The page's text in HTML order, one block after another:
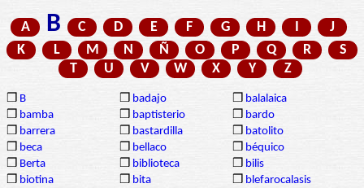
A B C D E F G H I
J
K
L M N Ñ O P Q R
S
T
U V W X Y Z
❒ B ❒ badajo ❒ balalaica
❒ bamba ❒ baptisterio ❒ bardo
❒ barrera ❒ bastardilla ❒ batolito
❒ beca ❒ bellaco ❒ béquico
❒ Berta ❒ biblioteca ❒ bilis
❒ biotina ❒ bita ❒ blefarocalasis